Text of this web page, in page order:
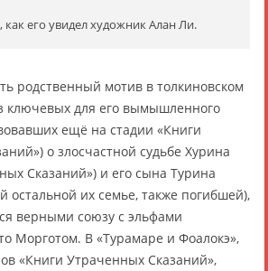
как его увидел художник Алан Ли.
родственный мотив в толкиновском
ключевых для его вымышленного
ещё на стадии «Книги
о злосчастной судьбе Хурина
Сказаний») и его сына Турина
остальной их семье, также погибшей),
верными союзу с эльфами
Морготом. В «Турамаре и Фоалокэ»,
«Книги Утраченных Сказаний»,